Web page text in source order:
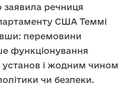
заявила речниця
США Теммі
перемовини
функціонування
і жодним чином
чи безпеки.